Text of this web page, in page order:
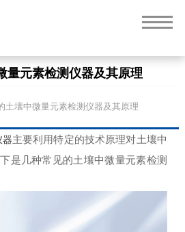
量元素检测仪器及其原理
土壤中微量元素检测仪器及其原理
器主要利用特定的技术原理对土壤中
是几种常见的土壤中微量元素检测